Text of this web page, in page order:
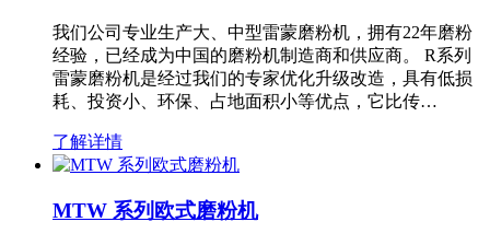
我们公司专业生产大、中型雷蒙磨粉机，拥有22年磨粉
经验，已经成为中国的磨粉机制造商和供应商。 R系列
雷蒙磨粉机是经过我们的专家优化升级改造，具有低损
耗、投资小、环保、占地面积小等优点，它比传…
了解详情
MTW 系列欧式磨粉机